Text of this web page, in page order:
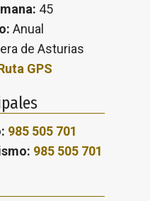
45
Anual
de Asturias
GPS
985 505 701
985 505 701